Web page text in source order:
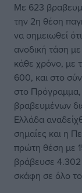
Με 623
την 2η θέση
να σημειωθεί
ανοδική τάση
κάθε χρόνο, με
600, και στο
στο Πρόγραμμα,
βραβευμένων
Ελλάδα
σημαίες και η
πρώτη θέση με
βράβευσε 4.302
σκάφη σε όλο